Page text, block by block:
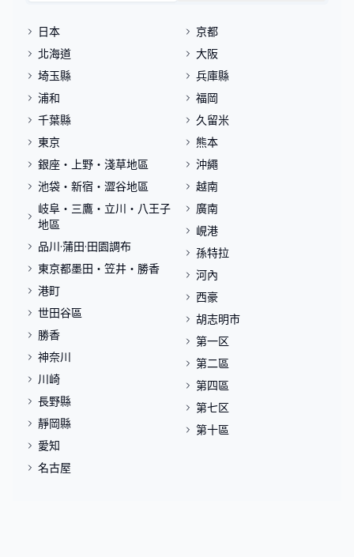
日本
北海道
埼玉縣
浦和
千葉縣
東京
銀座・上野・淺草地區
池袋・新宿・澀谷地區
岐阜・三鷹・立川・八王子
地區
品川·蒲田·田園調布
東京都墨田・笠井・勝香
港町
世田谷區
勝香
神奈川
川崎
長野縣
靜岡縣
愛知
名古屋
京都
大阪
兵庫縣
福岡
久留米
熊本
沖繩
越南
廣南
峴港
孫特拉
河內
西豪
胡志明市
第一区
第二區
第四區
第七区
第十區